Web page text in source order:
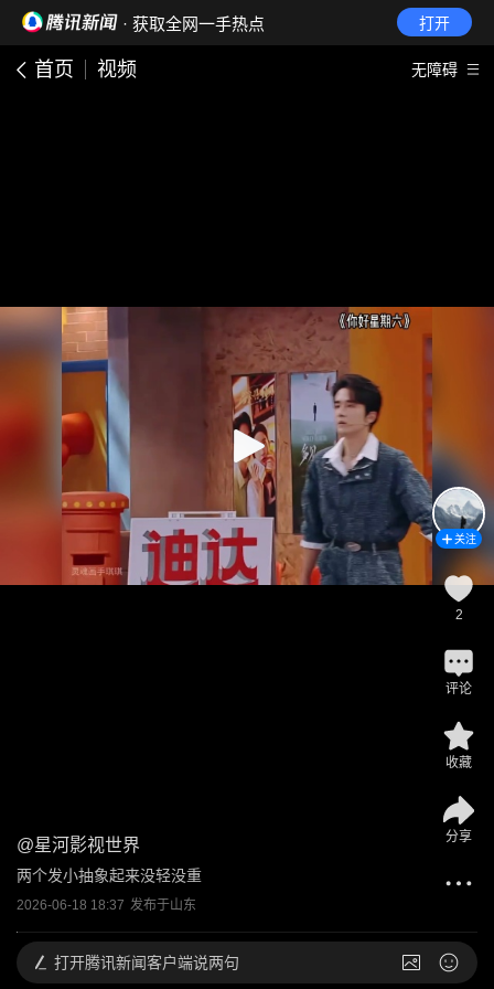
· 获取全网一手热点 打开
首页 视频 无障碍
@星河影视世界
两个发小抽象起来没轻没重
2026-06-18 18:37 发布于山东
关注
2
评论
收藏
分享
打开腾讯新闻客户端说两句